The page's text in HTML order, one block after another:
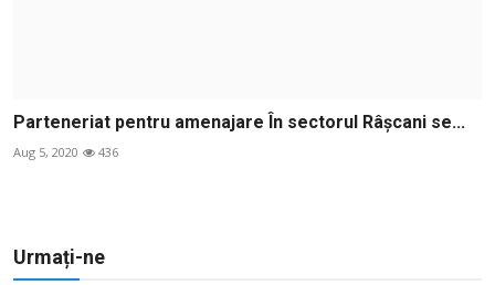
Parteneriat pentru amenajare În sectorul Râșcani se...
Aug 5, 2020 436
Urmați-ne